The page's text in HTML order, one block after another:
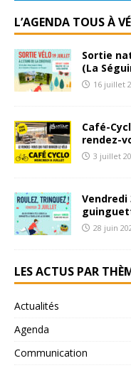
L’AGENDA TOUS À
Sortie
(La
16 juillet
Café-
rendez-
3 juillet
Vendredi
28 juin
LES ACTUS PAR
Actualités
Agenda
Communication